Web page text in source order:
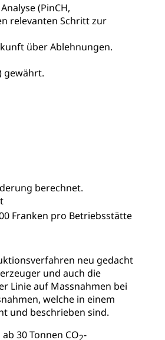
(PinCH,
relevanten Schritt zur
über Ablehnungen.
gewährt.
berechnet.
Franken pro Betriebsstätte
neu gedacht
und auch die
Linie auf Massnahmen bei
welche in einem
und beschrieben sind.
30 Tonnen CO2-
Transportmittel, Auto, Motorrad,
vif
Kantonsstrassen